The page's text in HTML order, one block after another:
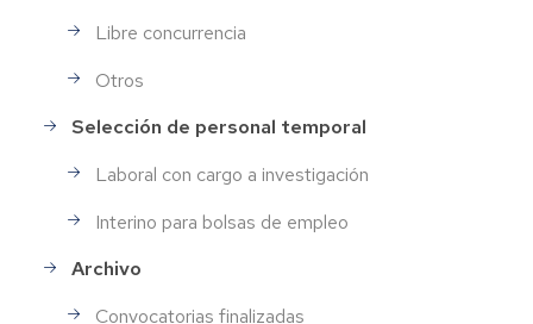
Libre concurrencia
Otros
Selección de personal temporal
Laboral con cargo a investigación
Interino para bolsas de empleo
Archivo
Convocatorias finalizadas